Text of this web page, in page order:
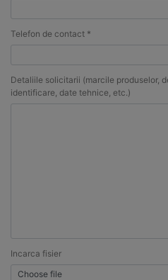
Telefon de contact *
Detaliile solicitarii (marcile produselor,
identificare, date tehnice, etc.)
Incarca fisier
Choose file